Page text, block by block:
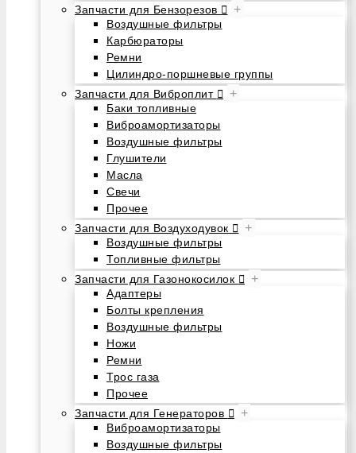
Запчасти для Бензорезов
+
Воздушные фильтры
Карбюраторы
Ремни
Цилиндро-поршневые группы
Запчасти для Виброплит
+
Баки топливные
Виброамортизаторы
Воздушные фильтры
Глушители
Масла
Свечи
Прочее
Запчасти для Воздуходувок
+
Воздушные фильтры
Топливные фильтры
Запчасти для Газонокосилок
+
Адаптеры
Болты крепления
Воздушные фильтры
Ножи
Ремни
Трос газа
Прочее
Запчасти для Генераторов
+
Виброамортизаторы
Воздушные фильтры